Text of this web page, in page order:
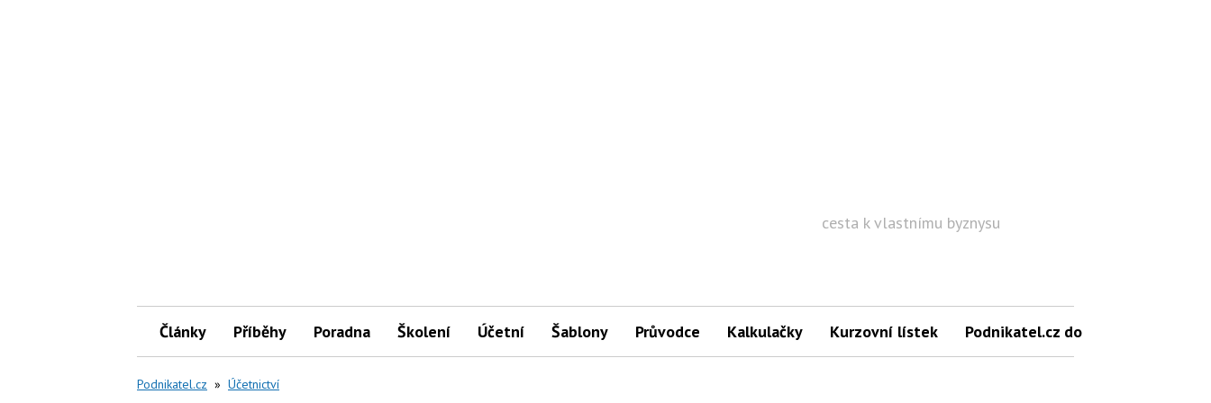
cesta k vlastnímu byznysu
Články Příběhy Poradna Školení Účetní Šablony Průvodce Kalkulačky Kurzovní lístek Podnikatel.cz do mailu
Podnikatel.cz » Účetnictví